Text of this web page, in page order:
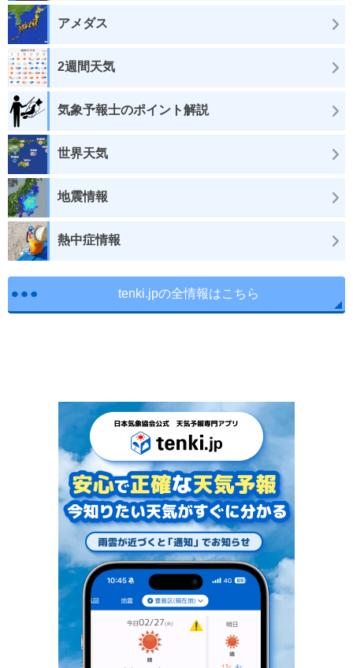
アメダス
2週間天気
気象予報士のポイント解説
世界天気
地震情報
熱中症情報
tenki.jpの全情報はこちら